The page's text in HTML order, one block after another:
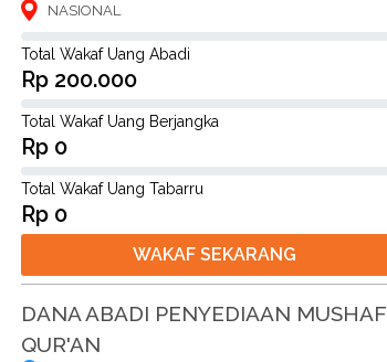
NASIONAL
Total Wakaf Uang Abadi
Rp 200.000
Total Wakaf Uang Berjangka
Rp 0
Total Wakaf Uang Tabarru
Rp 0
WAKAF SEKARANG
DANA ABADI PENYEDIAAN MUSHAF
QUR'AN